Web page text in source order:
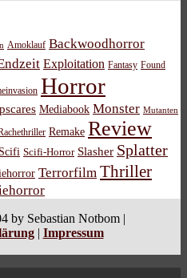
Amoklauf Backwoodhorror
Exploitation Fantasy Found
Horror
Mediabook Monster Mutanten
Remake Review
Scifi Scifi-Horror Slasher Splatter
Terrorfilm Thriller
by Sebastian Notbom |
| Impressum